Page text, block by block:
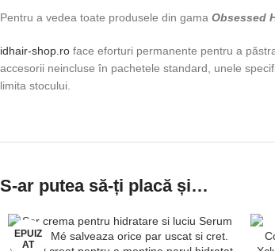
Pentru a vedea toate produsele din gama Obsessed
idhair-shop.ro face eforturi permanente pentru a
accesorii neincluse în pachetele standard, unele
limita stocului.
S-ar putea să-ți placă și…
EPUIZ
AT